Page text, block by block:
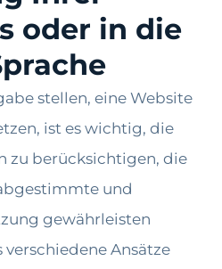
oder in die
stellen, eine Website
ist es wichtig, die
zu berücksichtigen, die
und
gewährleisten
verschiedene Ansätze